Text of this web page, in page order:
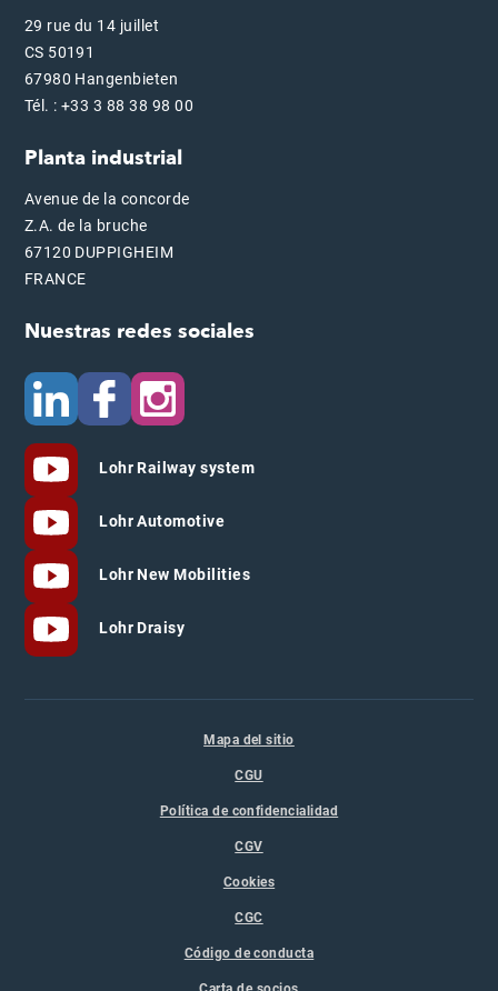
29 rue du 14 juillet
CS 50191
67980 Hangenbieten
Tél. : +33 3 88 38 98 00
Planta industrial
Avenue de la concorde
Z.A. de la bruche
67120 DUPPIGHEIM
FRANCE
Nuestras redes sociales
Lohr Railway system
Lohr Automotive
Lohr New Mobilities
Lohr Draisy
Mapa del sitio
CGU
Política de confidencialidad
CGV
Cookies
CGC
Código de conducta